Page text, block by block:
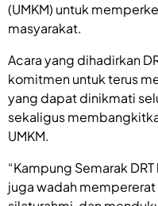
(UMKM) untuk
masyarakat.
Acara yang dihadirkan
komitmen untuk terus
yang dapat dinikmati
sekaligus
UMKM.
“Kampung Semarak
juga wadah